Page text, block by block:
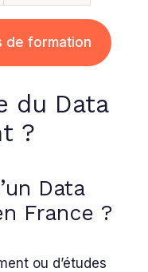
de formation
du Data
?
Data
France ?
ou d’études